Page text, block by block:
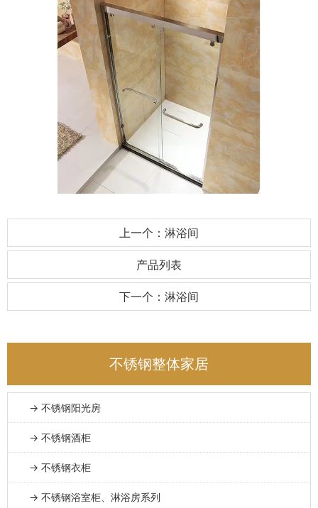
上一个：淋浴间
产品列表
下一个：淋浴间
不锈钢整体家居
→ 不锈钢阳光房
→ 不锈钢酒柜
→ 不锈钢衣柜
→ 不锈钢浴室柜、淋浴房系列